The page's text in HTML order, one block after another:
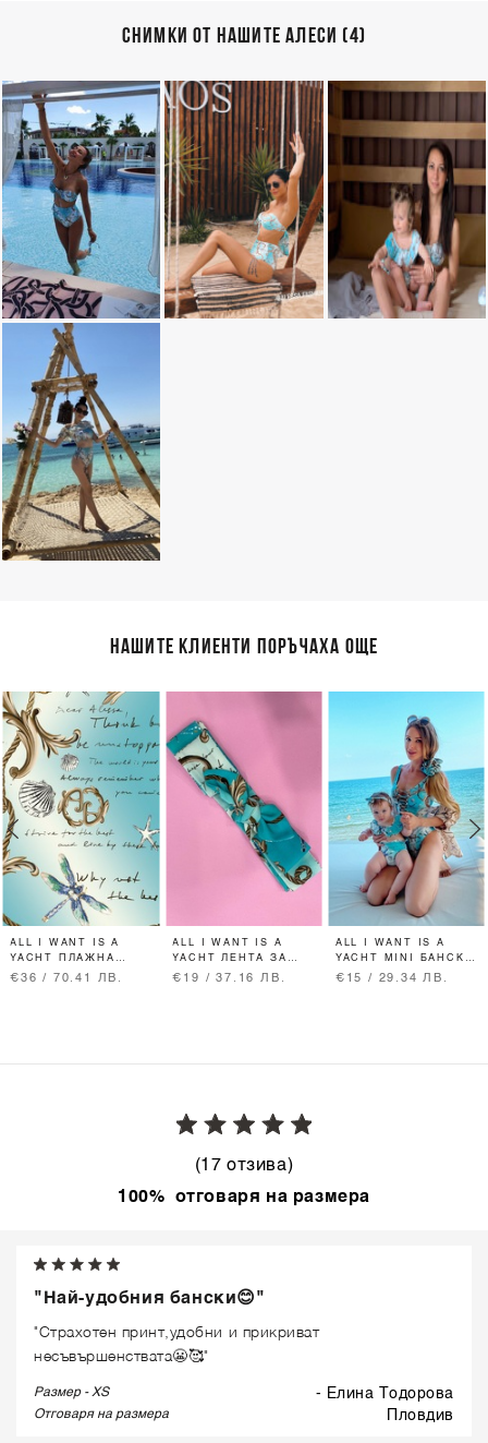
СНИМКИ ОТ НАШИТЕ АЛЕСИ (4)
НАШИТЕ КЛИЕНТИ ПОРЪЧАХА ОЩЕ
ALL I WANT IS A
YACHT ПЛАЖНА
ХАВЛИЯ - AQUA
€36 / 70.41 ЛВ.
ALL I WANT IS A
YACHT ЛЕНТА ЗА
КОСА - AQUA
€19 / 37.16 ЛВ.
ALL I WANT IS A
YACHT MINI БАНСКИ
БИКИНИ RUFFLES -
€15 / 29.34 ЛВ.
(17 отзива)
100% отговаря на размера
"Най-удобния бански😊"
"Страхотен принт,удобни и прикриват
несъвършенствата😬🥰"
Размер - XS - Елина Тодорова
Отговаря на размера пловдив